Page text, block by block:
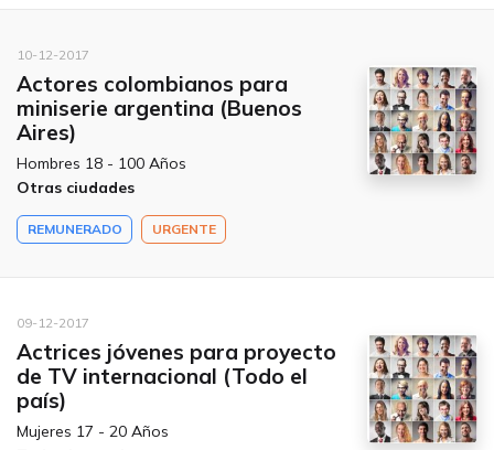
10-12-2017
Actores colombianos para
miniserie argentina (Buenos
Aires)
Hombres 18 - 100 Años
Otras ciudades
REMUNERADO URGENTE
09-12-2017
Actrices jóvenes para proyecto
de TV internacional (Todo el
país)
Mujeres 17 - 20 Años